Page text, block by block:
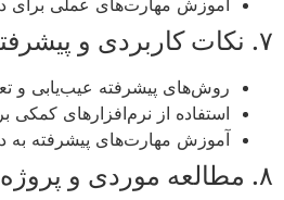
آموزش مهارت‌های عملی برای
۷. نکات کاربردی و پیشرفته
روش‌های پیشرفته عیب‌یابی و
استفاده از نرم‌افزارهای
آموزش مهارت‌های پیشرفته به
۸. مطالعه موردی و پروژه‌های عملی